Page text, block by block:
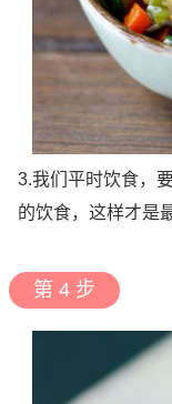
3.我们平时饮食，
的饮食，这样才是
第 4 步